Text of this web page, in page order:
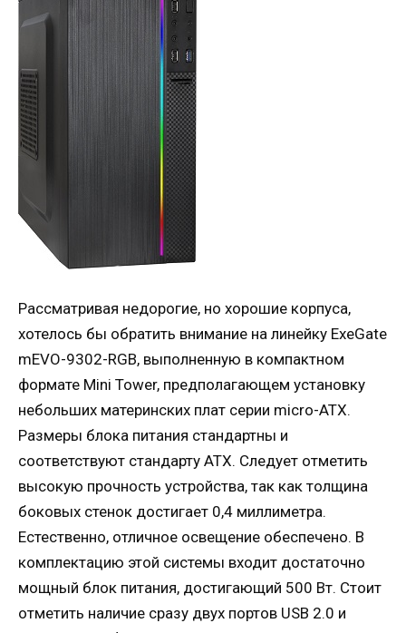
Рассматривая недорогие, но хорошие корпуса,
хотелось бы обратить внимание на линейку ExeGate
mEVO-9302-RGB, выполненную в компактном
формате Mini Tower, предполагающем установку
небольших материнских плат серии micro-ATX.
Размеры блока питания стандартны и
соответствуют стандарту ATX. Следует отметить
высокую прочность устройства, так как толщина
боковых стенок достигает 0,4 миллиметра.
Естественно, отличное освещение обеспечено. В
комплектацию этой системы входит достаточно
мощный блок питания, достигающий 500 Вт. Стоит
отметить наличие сразу двух портов USB 2.0 и